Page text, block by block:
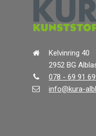
Kelvinring 40
2952 BG
078 - 69 91
info@kura-